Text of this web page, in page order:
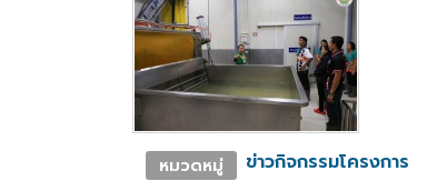
หมวดหมู่ ข่าวกิจกรรมโครงการ